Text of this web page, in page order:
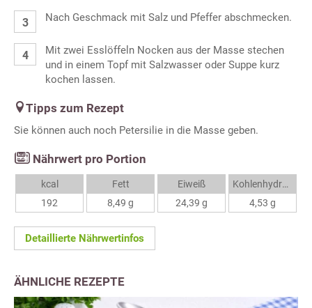
Nach Geschmack mit Salz und Pfeffer abschmecken.
Mit zwei Esslöffeln Nocken aus der Masse stechen
und in einem Topf mit Salzwasser oder Suppe kurz
kochen lassen.
Tipps zum Rezept
Sie können auch noch Petersilie in die Masse geben.
Nährwert pro Portion
kcal
192
Fett
8,49 g
Eiweiß
24,39 g
Kohlenhydrate
4,53 g
Detaillierte Nährwertinfos
ÄHNLICHE REZEPTE